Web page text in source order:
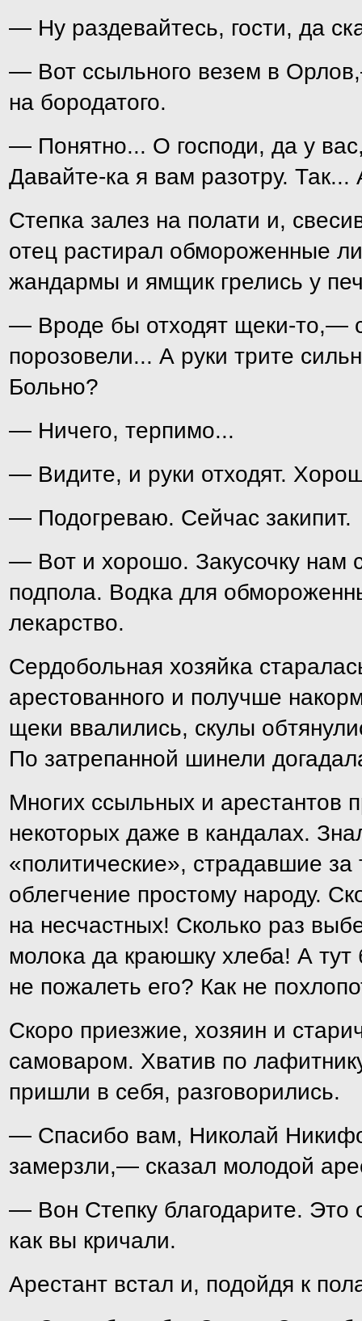
— Ну раздевайтесь, гости, да
— Вот ссыльного везем в
на бородатого.
— Понятно... О господи, да у
Давайте-ка я вам разотру.
Степка залез на полати и,
отец растирал обмороженные
жандармы и ямщик грелись у
— Вроде бы отходят щеки-то,—
порозовели... А руки трите
Больно?
— Ничего, терпимо...
— Видите, и руки отходят.
— Подогреваю. Сейчас закипит.
— Вот и хорошо. Закусочку нам
подпола. Водка для
лекарство.
Сердобольная хозяйка
арестованного и получше
щеки ввалились, скулы
По затрепанной шинели
Многих ссыльных и арестантов
некоторых даже в кандалах.
«политические», страдавшие за
облегчение простому народу.
на несчастных! Сколько раз
молока да краюшку хлеба! А тут
не пожалеть его? Как не
Скоро приезжие, хозяин и
самоваром. Хватив по
пришли в себя, разговорились.
— Спасибо вам, Николай
замерзли,— сказал молодой
— Вон Степку благодарите. Это
как вы кричали.
Арестант встал и, подойдя к